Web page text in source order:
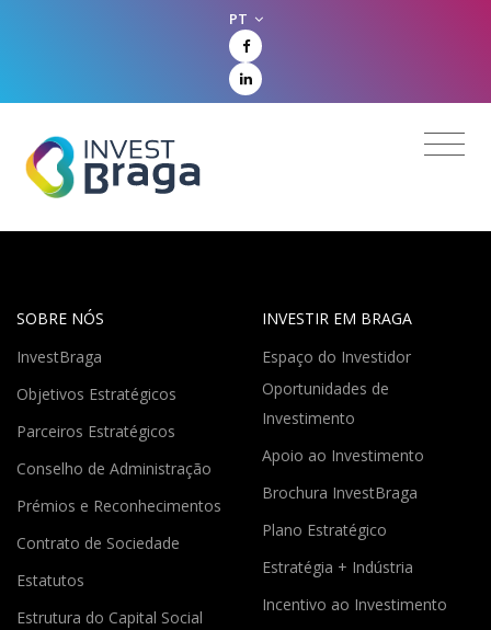
PT
SOBRE NÓS
InvestBraga
Objetivos Estratégicos
Parceiros Estratégicos
Conselho de Administração
Prémios e Reconhecimentos
Contrato de Sociedade
Estatutos
Estrutura do Capital Social
INVESTIR EM BRAGA
Espaço do Investidor
Oportunidades de
Investimento
Apoio ao Investimento
Brochura InvestBraga
Plano Estratégico
Estratégia + Indústria
Incentivo ao Investimento